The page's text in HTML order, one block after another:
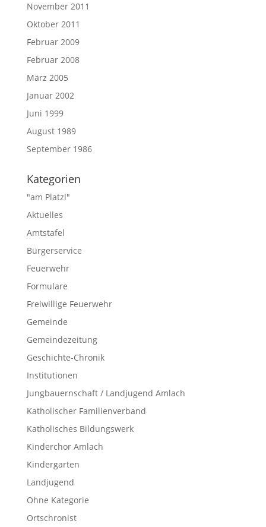
November 2011
Oktober 2011
Februar 2009
Februar 2008
März 2005
Januar 2002
Juni 1999
August 1989
September 1986
Kategorien
"am Platzl"
Aktuelles
Amtstafel
Bürgerservice
Feuerwehr
Formulare
Freiwillige Feuerwehr
Gemeinde
Gemeindezeitung
Geschichte-Chronik
Institutionen
Jungbauernschaft / Landjugend Amlach
Katholischer Familienverband
Katholisches Bildungswerk
Kinderchor Amlach
Kindergarten
Landjugend
Ohne Kategorie
Ortschronist